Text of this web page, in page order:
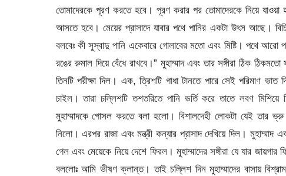
তোমাদেরকে পূরণ করতে হবে। পূরণ করার পর তোমাদেরকে নিয়ে যাওয়া
আসতে হবে। মেয়ের প্রাসাদে যাবার পথে পানির একটা উৎস আছে।
বলবেঃ কী সুস্বাদু পানি একেবারে গোলাবের মতো এবং মিষ্টি। পথে
রঙের রুমাল দিয়ে বেঁধে রাখবে।” মুহাম্মাদ এবং তার সঙ্গীরা ঠিক
তিনটি পরীক্ষা দিল। এক, ত্রিশটি গাধা টানতে পারে সেই পরিমাণ
চাইল। তারা চল্লিশটি তশতরিতে পানি ভর্তি করে তাতে লবণ
মুহাম্মাদকে গোসল করতে বলা হলো। বিশালদেহী লোকটা যেই তার
নিলো। এরপর রাজা এবং মন্ত্রী কন্যার প্রাসাদ দেখিয়ে দিল।
গেল এবং মেয়েকে নিয়ে দেশে ফিরল। মুহাম্মাদের সঙ্গীরা যে যার
বললোঃ আমি ভীষণ ক্লান্ত। তাই চল্লিশ দিন মুহাম্মাদের বাসায়